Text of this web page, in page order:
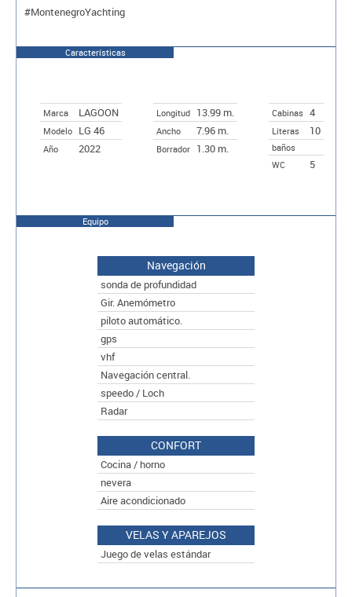
#MontenegroYachting
Características
Marca LAGOON
Modelo LG 46
Año 2022
Longitud 13.99 m.
Ancho 7.96 m.
Borrador 1.30 m.
Cabinas 4
Literas 10
baños
WC
5
Equipo
Navegación
sonda de profundidad
Gir. Anemómetro
piloto automático.
gps
vhf
Navegación central.
speedo / Loch
Radar
CONFORT
Cocina / horno
nevera
Aire acondicionado
VELAS Y APAREJOS
Juego de velas estándar